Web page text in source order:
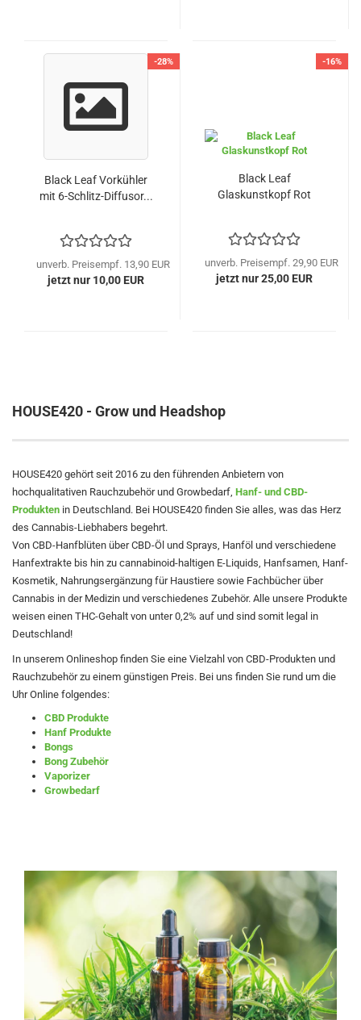
-28%
Black Leaf Vorkühler
mit 6-Schlitz-Diffusor...
unverb. Preisempf. 13,90 EUR
jetzt nur 10,00 EUR
-16%
Black Leaf
Glaskunstkopf Rot
unverb. Preisempf. 29,90 EUR
jetzt nur 25,00 EUR
HOUSE420 - Grow und Headshop
HOUSE420 gehört seit 2016 zu den führenden Anbietern von
hochqualitativen Rauchzubehör und Growbedarf, Hanf- und CBD-
Produkten in Deutschland. Bei HOUSE420 finden Sie alles, was das Herz
des Cannabis-Liebhabers begehrt.
Von CBD-Hanfblüten über CBD-Öl und Sprays, Hanföl und verschiedene
Hanfextrakte bis hin zu cannabinoid-haltigen E-Liquids, Hanfsamen, Hanf-
Kosmetik, Nahrungsergänzung für Haustiere sowie Fachbücher über
Cannabis in der Medizin und verschiedenes Zubehör. Alle unsere Produkte
weisen einen THC-Gehalt von unter 0,2% auf und sind somit legal in
Deutschland!
In unserem Onlineshop finden Sie eine Vielzahl von CBD-Produkten und
Rauchzubehör zu einem günstigen Preis. Bei uns finden Sie rund um die
Uhr Online folgendes:
CBD Produkte
Hanf Produkte
Bongs
Bong Zubehör
Vaporizer
Growbedarf